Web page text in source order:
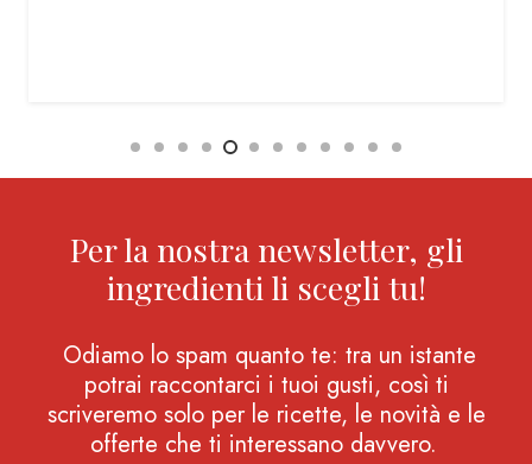
Per la nostra newsletter, gli
ingredienti li scegli tu!
Odiamo lo spam quanto te: tra un istante
potrai raccontarci i tuoi gusti, così ti
scriveremo solo per le ricette, le novità e le
offerte che ti interessano davvero.